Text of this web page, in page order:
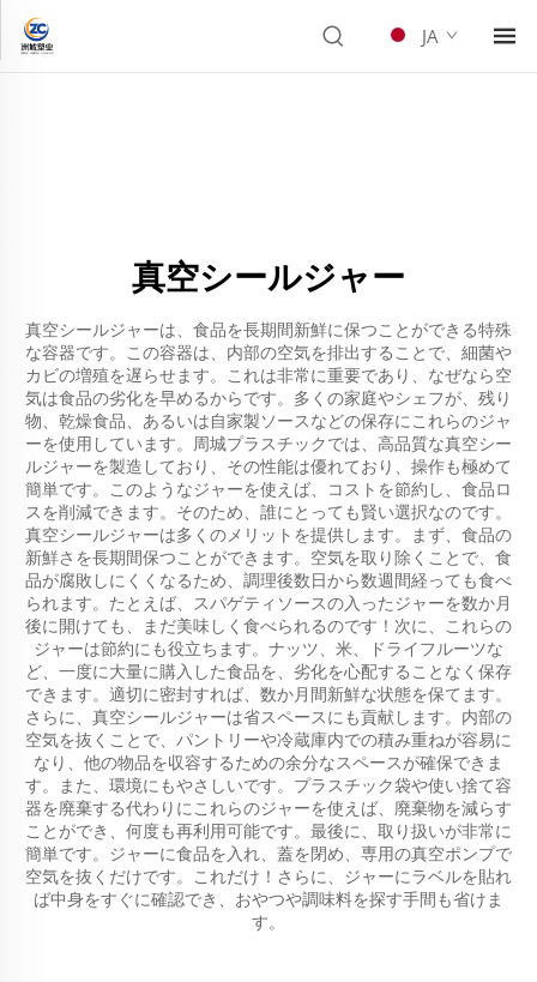
JA
真空シールジャー
真空シールジャーは、食品を長期間新鮮に保つことができる特殊
な容器です。この容器は、内部の空気を排出することで、細菌や
カビの増殖を遅らせます。これは非常に重要であり、なぜなら空
気は食品の劣化を早めるからです。多くの家庭やシェフが、残り
物、乾燥食品、あるいは自家製ソースなどの保存にこれらのジャ
ーを使用しています。周城プラスチックでは、高品質な真空シー
ルジャーを製造しており、その性能は優れており、操作も極めて
簡単です。このようなジャーを使えば、コストを節約し、食品ロ
スを削減できます。そのため、誰にとっても賢い選択なのです。
真空シールジャーは多くのメリットを提供します。まず、食品の
新鮮さを長期間保つことができます。空気を取り除くことで、食
品が腐敗しにくくなるため、調理後数日から数週間経っても食べ
られます。たとえば、スパゲティソースの入ったジャーを数か月
後に開けても、まだ美味しく食べられるのです！次に、これらの
ジャーは節約にも役立ちます。ナッツ、米、ドライフルーツな
ど、一度に大量に購入した食品を、劣化を心配することなく保存
できます。適切に密封すれば、数か月間新鮮な状態を保てます。
さらに、真空シールジャーは省スペースにも貢献します。内部の
空気を抜くことで、パントリーや冷蔵庫内での積み重ねが容易に
なり、他の物品を収容するための余分なスペースが確保できま
す。また、環境にもやさしいです。プラスチック袋や使い捨て容
器を廃棄する代わりにこれらのジャーを使えば、廃棄物を減らす
ことができ、何度も再利用可能です。最後に、取り扱いが非常に
簡単です。ジャーに食品を入れ、蓋を閉め、専用の真空ポンプで
空気を抜くだけです。これだけ！さらに、ジャーにラベルを貼れ
ば中身をすぐに確認でき、おやつや調味料を探す手間も省けま
す。